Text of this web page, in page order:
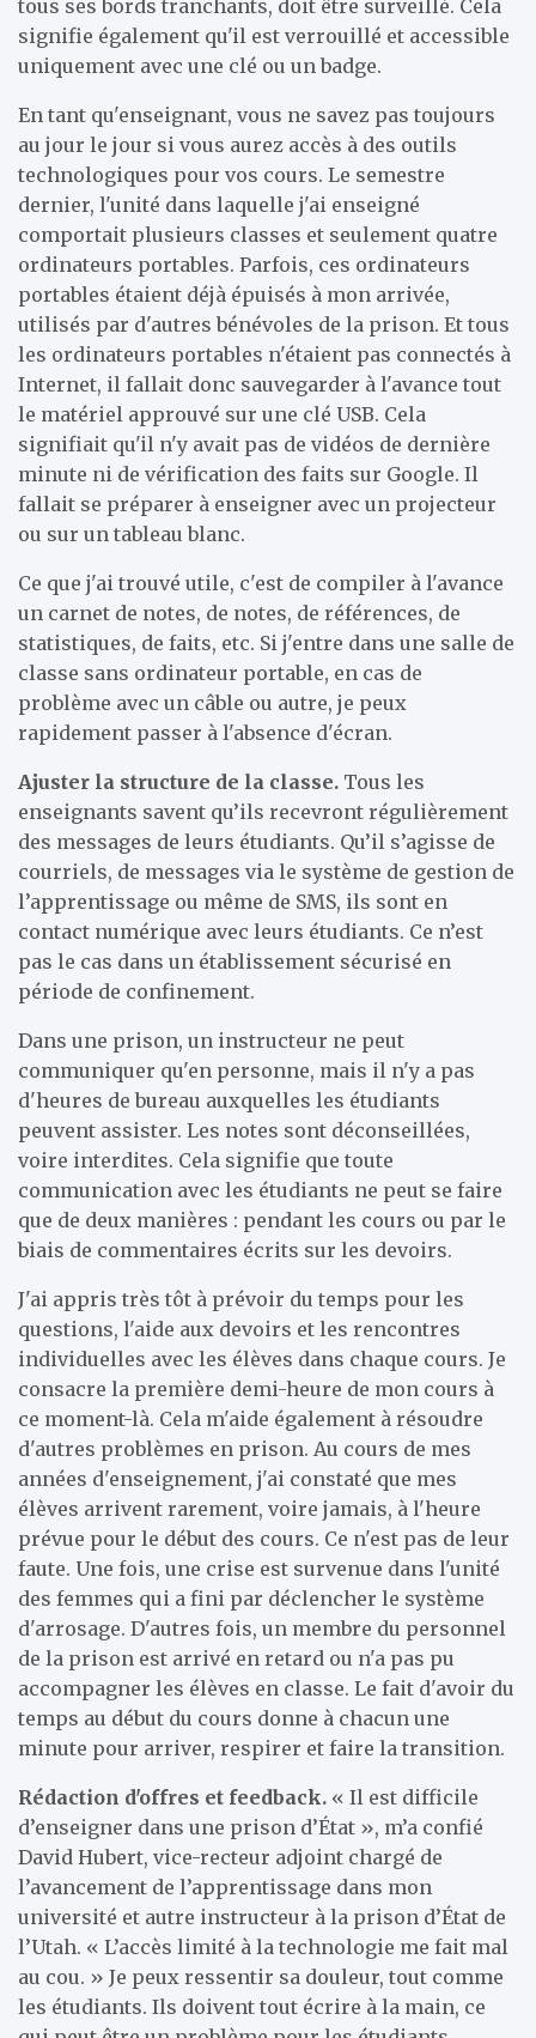
tous ses bords tranchants, doit être surveillé. Cela
signifie également qu'il est verrouillé et accessible
uniquement avec une clé ou un badge.
En tant qu'enseignant, vous ne savez pas toujours
au jour le jour si vous aurez accès à des outils
technologiques pour vos cours. Le semestre
dernier, l'unité dans laquelle j'ai enseigné
comportait plusieurs classes et seulement quatre
ordinateurs portables. Parfois, ces ordinateurs
portables étaient déjà épuisés à mon arrivée,
utilisés par d'autres bénévoles de la prison. Et tous
les ordinateurs portables n'étaient pas connectés à
Internet, il fallait donc sauvegarder à l'avance tout
le matériel approuvé sur une clé USB. Cela
signifiait qu'il n'y avait pas de vidéos de dernière
minute ni de vérification des faits sur Google. Il
fallait se préparer à enseigner avec un projecteur
ou sur un tableau blanc.
Ce que j'ai trouvé utile, c'est de compiler à l'avance
un carnet de notes, de notes, de références, de
statistiques, de faits, etc. Si j'entre dans une salle de
classe sans ordinateur portable, en cas de
problème avec un câble ou autre, je peux
rapidement passer à l'absence d'écran.
Ajuster la structure de la classe. Tous les
enseignants savent qu’ils recevront régulièrement
des messages de leurs étudiants. Qu’il s’agisse de
courriels, de messages via le système de gestion de
l’apprentissage ou même de SMS, ils sont en
contact numérique avec leurs étudiants. Ce n’est
pas le cas dans un établissement sécurisé en
période de confinement.
Dans une prison, un instructeur ne peut
communiquer qu'en personne, mais il n'y a pas
d'heures de bureau auxquelles les étudiants
peuvent assister. Les notes sont déconseillées,
voire interdites. Cela signifie que toute
communication avec les étudiants ne peut se faire
que de deux manières : pendant les cours ou par le
biais de commentaires écrits sur les devoirs.
J'ai appris très tôt à prévoir du temps pour les
questions, l'aide aux devoirs et les rencontres
individuelles avec les élèves dans chaque cours. Je
consacre la première demi-heure de mon cours à
ce moment-là. Cela m'aide également à résoudre
d'autres problèmes en prison. Au cours de mes
années d'enseignement, j'ai constaté que mes
élèves arrivent rarement, voire jamais, à l'heure
prévue pour le début des cours. Ce n'est pas de leur
faute. Une fois, une crise est survenue dans l'unité
des femmes qui a fini par déclencher le système
d'arrosage. D'autres fois, un membre du personnel
de la prison est arrivé en retard ou n'a pas pu
accompagner les élèves en classe. Le fait d'avoir du
temps au début du cours donne à chacun une
minute pour arriver, respirer et faire la transition.
Rédaction d'offres et feedback. « Il est difficile
d’enseigner dans une prison d’État », m’a confié
David Hubert, vice-recteur adjoint chargé de
l’avancement de l’apprentissage dans mon
université et autre instructeur à la prison d’État de
l’Utah. « L’accès limité à la technologie me fait mal
au cou. » Je peux ressentir sa douleur, tout comme
les étudiants. Ils doivent tout écrire à la main, ce